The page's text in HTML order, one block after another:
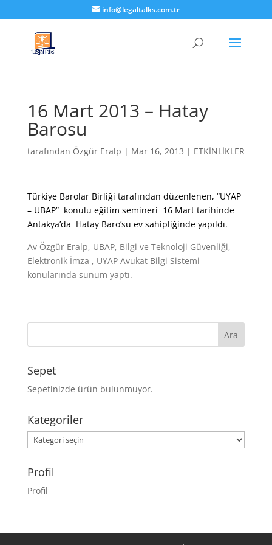
info@legaltalks.com.tr
16 Mart 2013 – Hatay
Barosu
tarafından Özgür Eralp | Mar 16, 2013 | ETKİNLİKLER
Türkiye Barolar Birliği tarafından düzenlenen, “UYAP
– UBAP” konulu eğitim semineri 16 Mart tarihinde
Antakya’da Hatay Baro’su ev sahipliğinde yapıldı.
Av Özgür Eralp, UBAP, Bilgi ve Teknoloji Güvenliği,
Elektronik İmza , UYAP Avukat Bilgi Sistemi
konularında sunum yaptı.
Sepet
Sepetinizde ürün bulunmuyor.
Kategoriler
Kategoriler
Profil
Profil